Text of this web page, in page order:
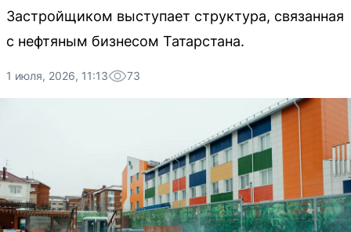
Застройщиком выступает структура, связанная
с нефтяным бизнесом Татарстана.
1 июля, 2026, 11:13 73